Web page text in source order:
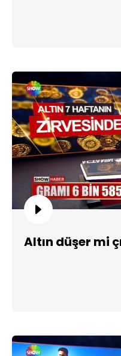
Altın düşer mi